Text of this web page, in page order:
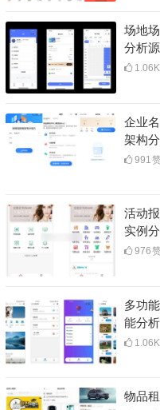
场地
分析
1.06K
企业
架构
991
活动
实例
976
多功
能分析
1.06K
物品